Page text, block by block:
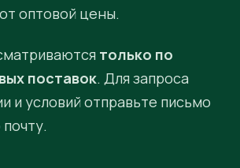
оптовой цены.
только по
поставок. Для запроса
и условий отправьте письмо